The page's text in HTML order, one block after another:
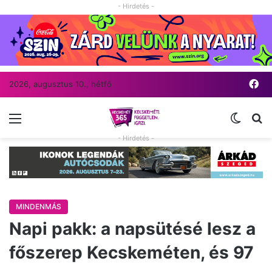
- Hirdetés -
2026, augusztus 10., hétfő
Menü
- Hirdetés -
MINDENMÁS
Napi pakk: a napsütésé lesz a
főszerep Kecskeméten, és 97